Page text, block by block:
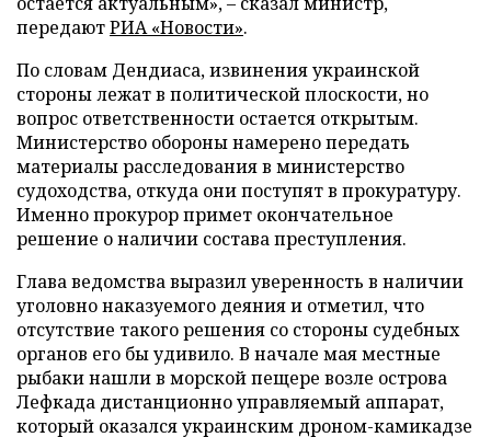
передаютРИА «Новости».
По словам Дендиаса, извинения украинской
стороны лежат в политической плоскости, но
вопрос ответственности остается открытым.
Министерство обороны намерено передать
материалы расследования в министерство
судоходства, откуда они поступят в прокуратуру.
Именно прокурор примет окончательное
решение о наличии состава преступления.
Глава ведомства выразил уверенность в наличии
уголовно наказуемого деяния и отметил, что
отсутствие такого решения со стороны судебных
органов его бы удивило. В начале мая местные
рыбаки нашли в морской пещере возле острова
Лефкада дистанционно управляемый аппарат,
который оказался украинским дроном-камикадзе